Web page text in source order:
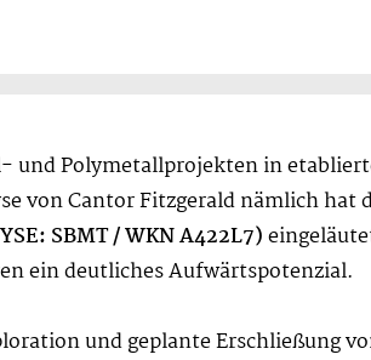
Polymetallprojekten in
von Cantor Fitzgerald nämlich
SBMT / WKN A422L7)
ein deutliches Aufwärtspotenzial.
und geplante Erschließung